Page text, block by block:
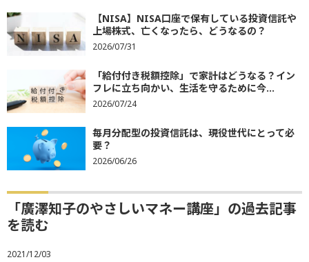
【NISA】NISA口座で保有している投資信託や
上場株式、亡くなったら、どうなるの？
2026/07/31
「給付付き税額控除」で家計はどうなる？イン
フレに立ち向かい、生活を守るために今...
2026/07/24
毎月分配型の投資信託は、現役世代にとって必
要？
2026/06/26
「廣澤知子のやさしいマネー講座」の過去記事
を読む
2021/12/03